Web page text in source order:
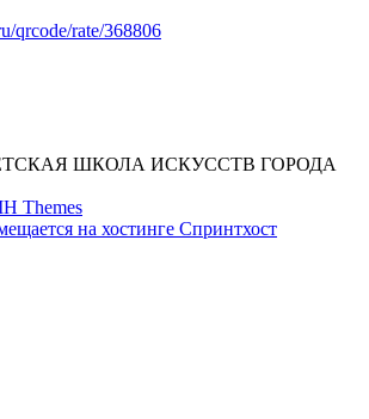
qrcode/rate/368806
ШКОЛА ИСКУССТВ ГОРОДА
Themes
на хостинге Спринтхост